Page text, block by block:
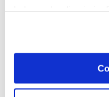
- Garantiedauer: